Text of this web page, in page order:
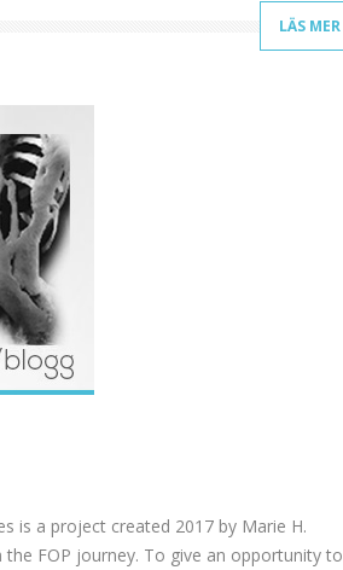
LÄS MER
is a project created 2017 by Marie H.
FOP journey. To give an opportunity to